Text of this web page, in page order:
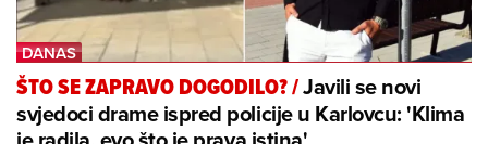
ŠTO SE ZAPRAVO DOGODILO?/Javili se novi
svjedoci drame ispred policije u Karlovcu: 'Klima